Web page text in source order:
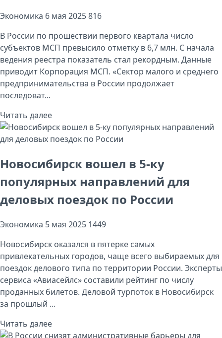
Экономика 6 мая 2025816
В России по прошествии первого квартала число
субъектов МСП превысило отметку в 6,7 млн. С начала
ведения реестра показатель стал рекордным. Данные
приводит Корпорация МСП. «Сектор малого и среднего
предпринимательства в России продолжает
последоват...
Читать далее
Новосибирск вошел в 5-ку
популярных направлений для
деловых поездок по России
Экономика 5 мая 2025 1449
Новосибирск оказался в пятерке самых
привлекательных городов, чаще всего выбираемых для
поездок делового типа по территории России. Эксперты
сервиса «Авиасейлс» составили рейтинг по числу
проданных билетов. Деловой турпоток в Новосибирск
за прошлый ...
Читать далее